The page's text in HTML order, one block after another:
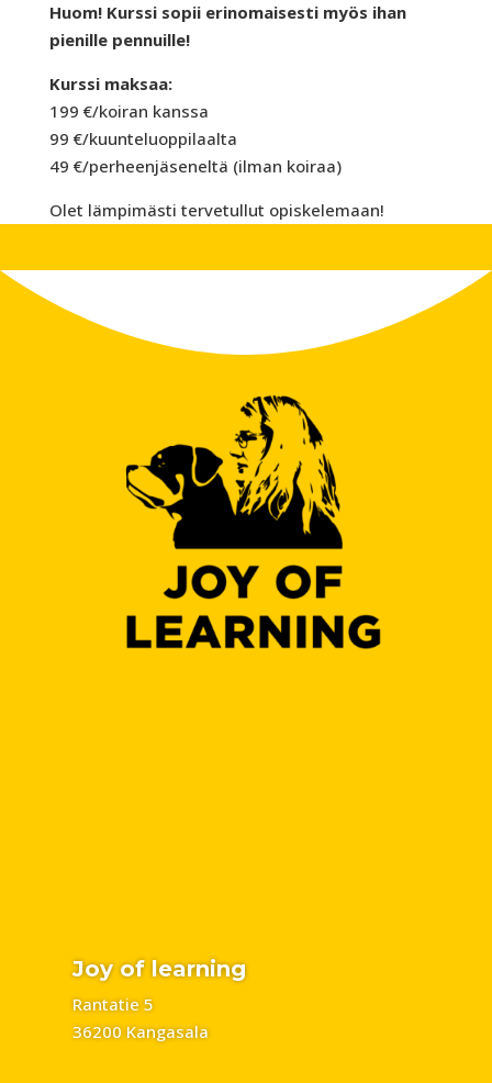
Huom! Kurssi sopii erinomaisesti myös ihan
pienille pennuille!
Kurssi maksaa:
199 €/koiran kanssa
99 €/kuunteluoppilaalta
49 €/perheenjäseneltä (ilman koiraa)
Olet lämpimästi tervetullut opiskelemaan!
Joy of learning
Rantatie 5
36200 Kangasala